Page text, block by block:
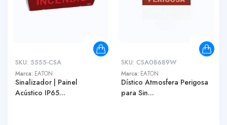
SKU: 5555-CSA
Marca: EATON
Sinalizador | Painel
Acústico IP65...
SKU: CSA08689W
Marca: EATON
Dístico Atmosfera Perigosa
para Sin...